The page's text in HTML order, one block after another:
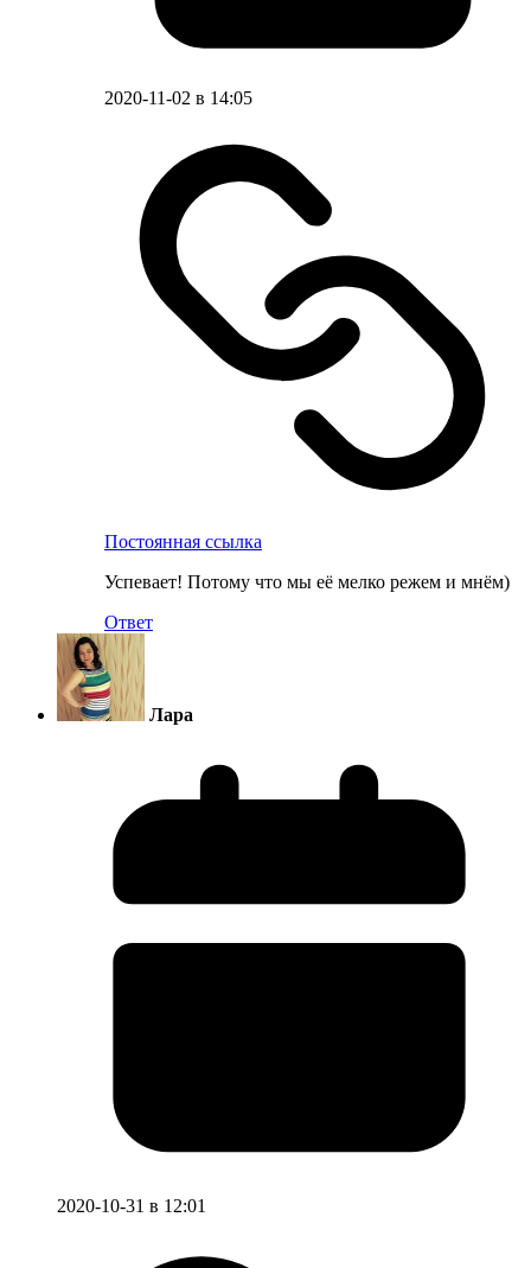
2020-11-02 в 14:05
Постоянная ссылка
Успевает! Потому что мы её мелко режем и мнём)
Ответ
Лара
2020-10-31 в 12:01